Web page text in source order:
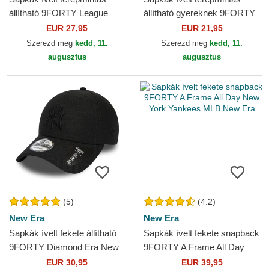
állítható 9FORTY League
Essential New York Yankees
MLB New Era
EUR 27,95
Szerezd meg kedd, 11.
augusztus
állítható gyereknek 9FORTY
League Essential New York
Yankees MLB New Era
EUR 21,95
Szerezd meg kedd, 11.
augusztus
(5)
New Era
Sapkák ívelt fekete állítható
9FORTY Diamond Era New
York Yankees MLB New Era
EUR 30,95
(4.2)
New Era
Sapkák ívelt fekete snapback
9FORTY A Frame All Day
New York Yankees MLB New
EUR 39,95